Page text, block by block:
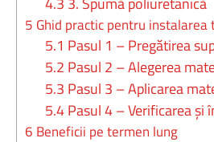
5 Ghid practic pentru
5.1 Pasul 1 – Pregătirea
5.2 Pasul 2 – Alegerea
5.3 Pasul 3 – Aplicarea
5.4Pasul 4 – Verificarea și
6 Beneficii pe termen lung